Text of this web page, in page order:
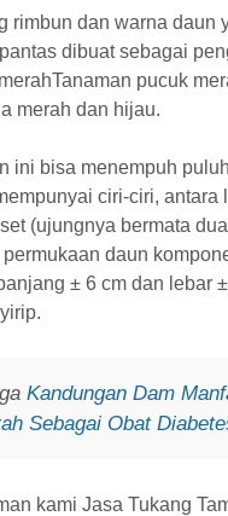
rimbun dan warna daun
dibuat sebagai
pucuk
merah dan hijau.
ini bisa menempuh
ciri-ciri, antara
(ujungnya bermata
daun
± 6 cm dan lebar
Kandungan Dam
Sebagai Obat
kami Jasa Tukang